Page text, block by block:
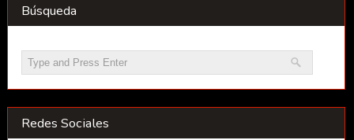
Búsqueda
Redes Sociales